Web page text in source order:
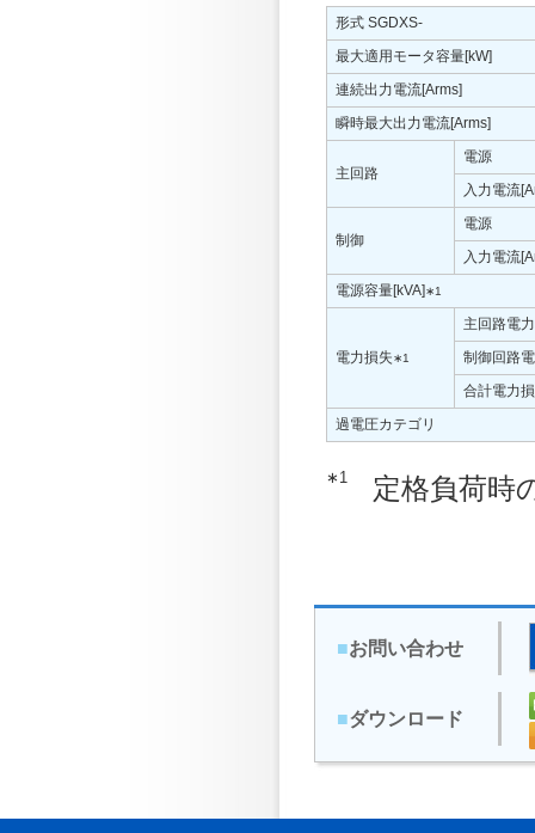
形式 SGDXS-
最大適用モータ容量[kW]
連続出力電流[Arms]
瞬時最大出力電流[Arms]
主回路
電源
入力電流
制御
電源
入力電流
電源容量[kVA]∗1
電力損失∗1
主回路電
制御回路
合計電力
過電圧カテゴリ
∗1 定格負荷時
■お問い合わせ
■ダウンロード